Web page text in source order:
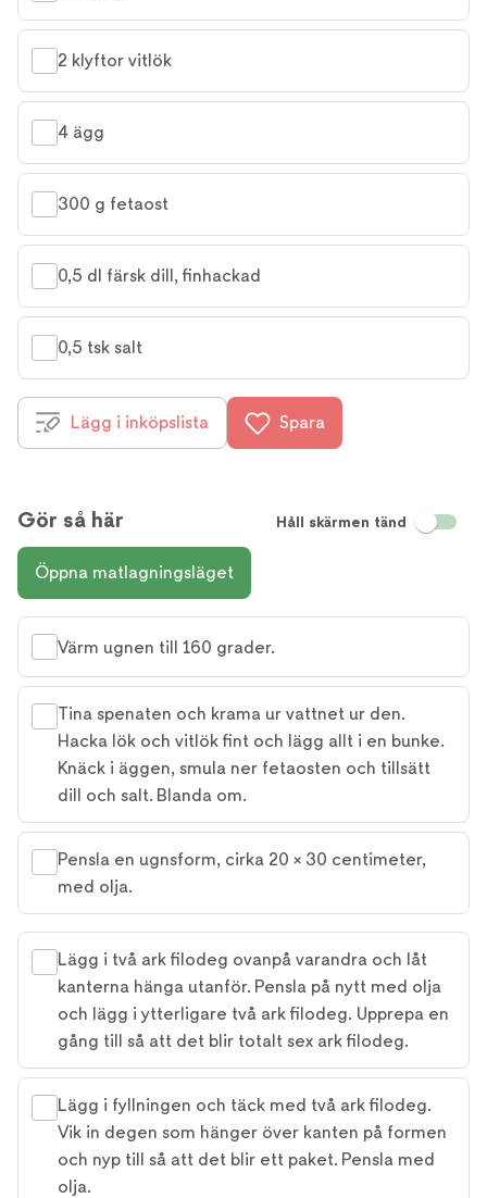
2 klyftor vitlök
4 ägg
300 g fetaost
0,5 dl färsk dill, finhackad
0,5 tsk salt
Lägg i inköpslista Spara
Gör så här Håll skärmen tänd
Öppna matlagningsläget
Värm ugnen till 160 grader.
Tina spenaten och krama ur vattnet ur den.
Hacka lök och vitlök fint och lägg allt i en bunke.
Knäck i äggen, smula ner fetaosten och tillsätt
dill och salt. Blanda om.
Pensla en ugnsform, cirka 20 × 30 centimeter,
med olja.
Lägg i två ark filo­deg ovanpå varandra och låt
kanterna hänga utanför. Pensla på nytt med olja
och lägg i ytterligare två ark filodeg. Upprepa en
gång till så att det blir totalt sex ark filodeg.
Lägg i fyllningen och täck med två ark filodeg.
Vik in degen som hänger över kanten på formen
och nyp till så att det blir ett paket. Pensla med
olja.